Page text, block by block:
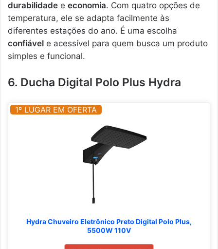
durabilidade e economia. Com quatro opções de
temperatura, ele se adapta facilmente às
diferentes estações do ano. É uma escolha
confiável e acessível para quem busca um produto
simples e funcional.
6. Ducha Digital Polo Plus Hydra
1º LUGAR EM OFERTA
Hydra Chuveiro Eletrônico Preto Digital Polo Plus,
5500W 110V